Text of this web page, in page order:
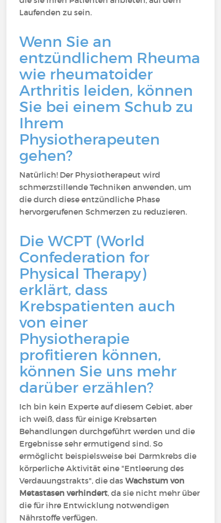
Laufenden zu sein.
Wenn Sie an
entzündlichem Rheuma
wie rheumatoider
Arthritis leiden, können
Sie bei einem Schub zu
Ihrem
Physiotherapeuten
gehen?
Natürlich! Der Physiotherapeut wird
schmerzstillende Techniken anwenden, um
die durch diese entzündliche Phase
hervorgerufenen Schmerzen zu reduzieren.
Die WCPT (World
Confederation for
Physical Therapy)
erklärt, dass
Krebspatienten auch
von einer
Physiotherapie
profitieren können,
können Sie uns mehr
darüber erzählen?
Ich bin kein Experte auf diesem Gebiet, aber
ich weiß, dass für einige Krebsarten
Behandlungen durchgeführt werden und die
Ergebnisse sehr ermutigend sind. So
ermöglicht beispielsweise bei Darmkrebs die
körperliche Aktivität eine "Entleerung des
Verdauungstrakts", die dasWachstum von
Metastasen verhindert, da sie nicht mehr über
die für ihre Entwicklung notwendigen
Nährstoffe verfügen.